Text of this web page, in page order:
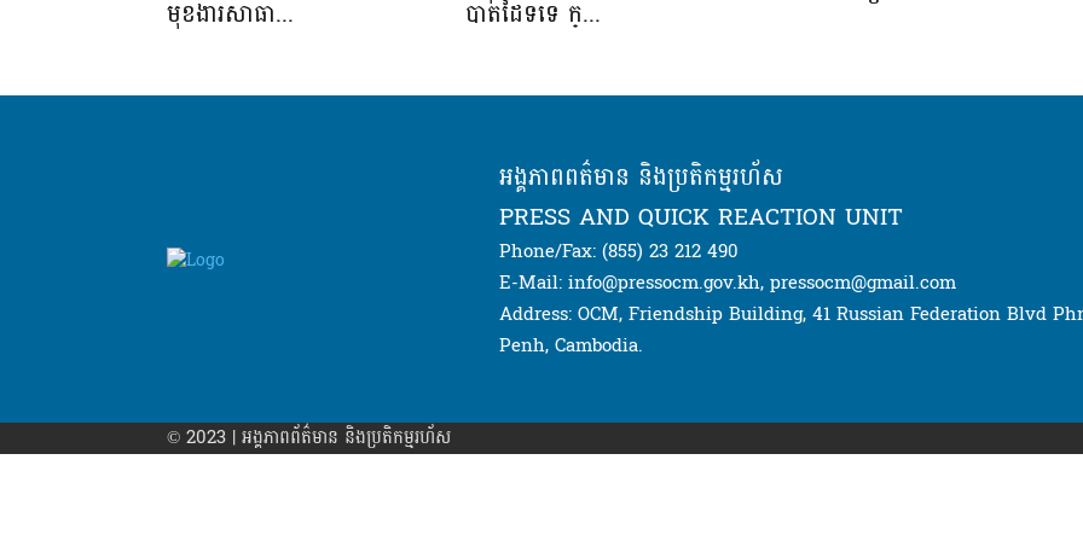
មុខងារសាធា... បាតដៃទទេ ក្...
អង្គភាពពត៌មាន និងប្រតិកម្មរហ័ស
PRESS AND QUICK REACTION UNIT
Phone/Fax: (855) 23 212 490
E-Mail: info@pressocm.gov.kh, pressocm@gmail.com
Address: OCM, Friendship Building, 41 Russian Federation Blvd
Penh, Cambodia.
© 2023 | អង្គភាព​ព័ត៌មាន​ និងប្រតិកម្មរហ័ស